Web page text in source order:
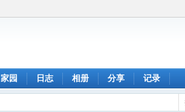
家园 日志 相册 分享 记录